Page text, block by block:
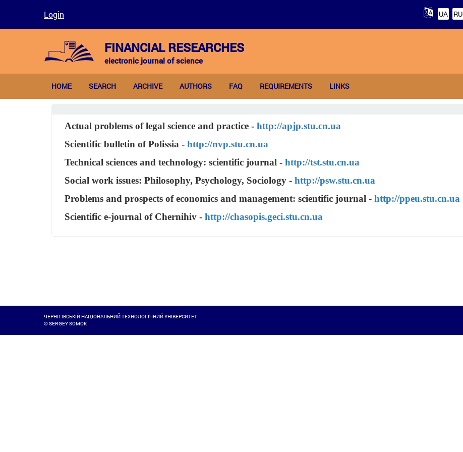
Login UA RU
FINANCIAL RESEARCHES
electronic journal of science
HOME SEARCH ARCHIVE AUTHORS FAQ REQUIREMENTS LINKS
Actual problems of legal science and practice - http://apjp.stu.cn.ua
Scientific bulletin of Polissia - http://nvp.stu.cn.ua
Technical sciences and technology: scientific journal - http://tst.stu.cn.ua
Social work issues: Philosophy, Psychology, Sociology - http://psw.stu.cn.ua
Problems and prospects of economics and management: scientific journal - http://ppeu.stu.cn.ua​
Scientific e-journal of Chernihiv - http://chasopis.geci.stu.cn.ua
ЧЕРНІГІВСЬКІЙ НАЦІОНАЛЬНИЙ ТЕХНОЛОГІЧНИЙ УНІВЕРСИТЕТ
© SERGEY SOMOK